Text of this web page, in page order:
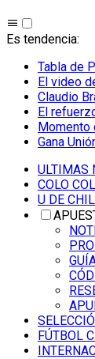
Es tendencia:
Tabla de
El video
Claudio
El
Momento
Gana
ULTIMAS
COLO
U DE
FÚTBOL